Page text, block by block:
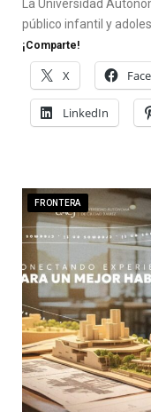
La Universidad
público infantil y
¡Comparte!
X
LinkedIn
FRONTERA